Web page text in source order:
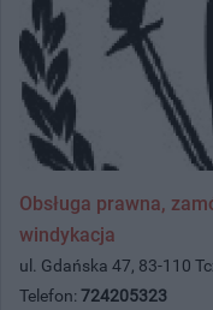
Obsługa prawna,
windykacja
ul. Gdańska 47, 83-110
Telefon: 724205323